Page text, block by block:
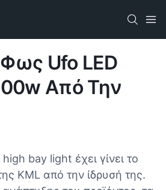
Ufo LED
Από Την
bay light έχει γίνει το
KML από την ίδρυσή της.